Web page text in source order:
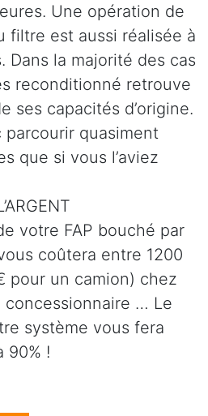
Une opération de
filtre est aussi réalisée à
Dans la majorité des cas
reconditionné retrouve
ses capacités d’origine.
quasiment
que si vous l’aviez
votre FAP bouché par
coûtera entre 1200
pour un camion) chez
concessionnaire … Le
système vous fera
90% !